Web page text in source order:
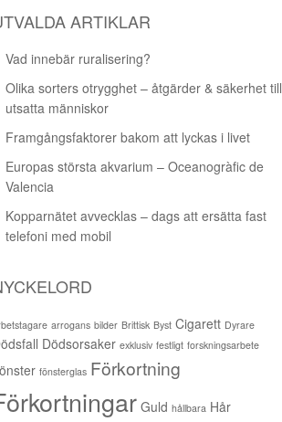
ARTIKLAR
Vad innebär ruralisering?
Olika sorters otrygghet – åtgärder & säkerhet till
utsatta människor
Framgångsfaktorer bakom att lyckas i livet
Europas största akvarium – Oceanogràfic de
Valencia
Kopparnätet avvecklas – dags att ersätta fast
telefoni med mobil
arrogans bilder Brittisk Byst Cigarett Dyrare
Dödsorsaker exklusiv festligt forskningsarbete
fönsterglas Förkortning
Guld hållbara Hår